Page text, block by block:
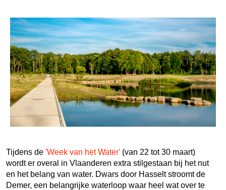
Tijdens de 'Week van het Water' (van 22 tot 30 maart)
wordt er overal in Vlaanderen extra stilgestaan bij het nut
en het belang van water. Dwars door Hasselt stroomt de
Demer, een belangrijke waterloop waar heel wat over te